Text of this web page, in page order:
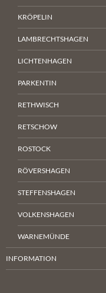
KRÖPELIN
LAMBRECHTSHAGEN
LICHTENHAGEN
PARKENTIN
RETHWISCH
RETSCHOW
ROSTOCK
RÖVERSHAGEN
STEFFENSHAGEN
VOLKENSHAGEN
WARNEMÜNDE
INFORMATION